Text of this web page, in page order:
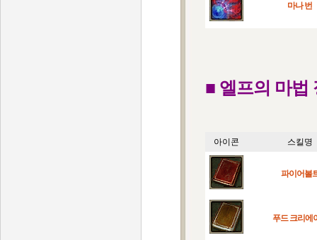
마나 번
■ 엘프의 마법
아이콘 스킬명
파이어볼
푸드 크리에